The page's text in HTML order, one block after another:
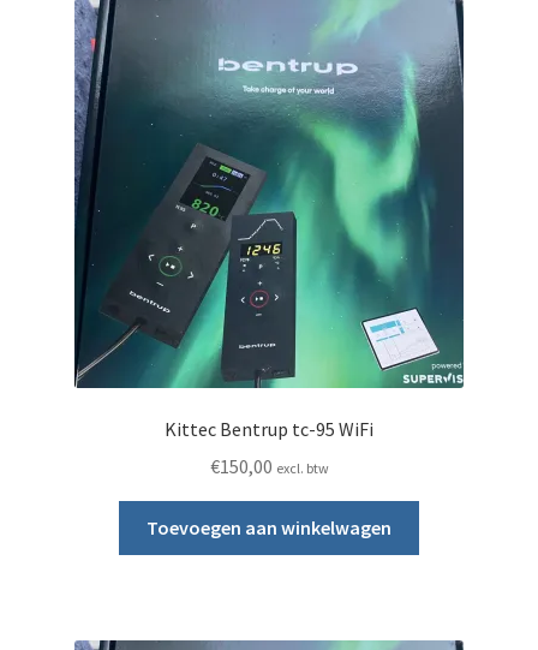
Kittec Bentrup tc-95 WiFi
€150,00 excl. btw
Toevoegen aan winkelwagen